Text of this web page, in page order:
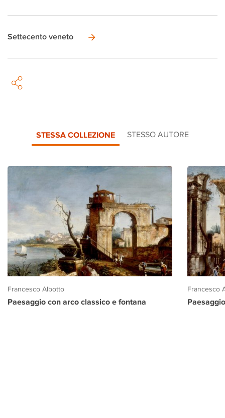
Settecento veneto
STESSA COLLEZIONE STESSO AUTORE
Francesco Albotto
Paesaggio con arco classico e fontana
Francesco